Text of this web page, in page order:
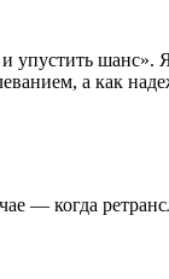
упустить шанс».
а как
— когда